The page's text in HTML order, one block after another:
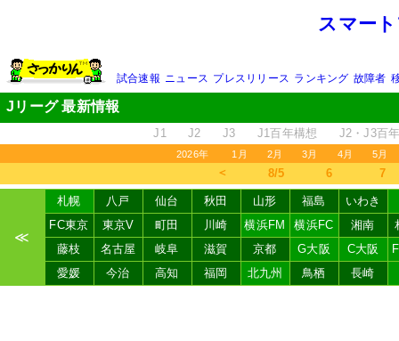
スマー
試合速報 ニュース プレスリリース ランキング 故障者
Jリーグ 最新情報
J1 J2 J3 J1百年構想 J2・J3百
2026年 1月 2月 3月 4月 5月
＜ 8/5 6 7
≪
札幌 八戸 仙台 秋田 山形 福島
いわき
FC東京
東京V 町田 川崎 横浜FM 横浜FC 湘南
藤枝
名古屋 岐阜 滋賀 京都 G大阪 C大阪
愛媛
今治 高知 福岡 北九州 鳥栖 長崎